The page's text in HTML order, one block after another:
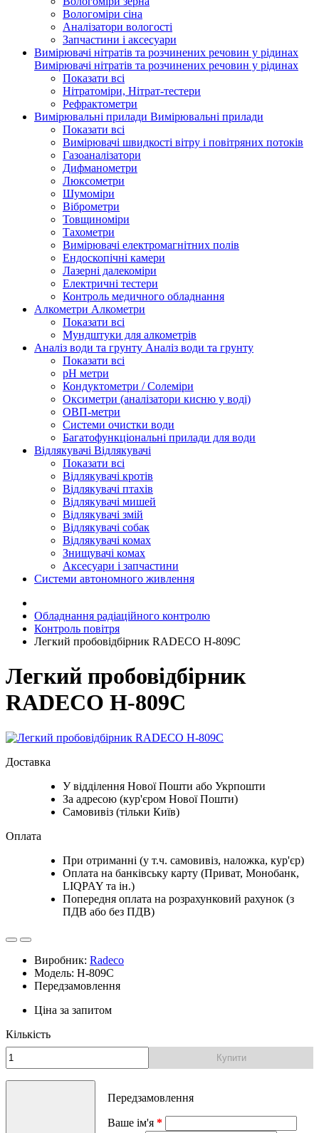
Вологоміри сіна
Аналізатори вологості
Запчастини і аксесуари
Вимірювачі нітратів та розчинених речовин у рідинах
Вимірювачі нітратів та розчинених речовин у рідинах
Показати всі
Нітратоміри, Нітрат-тестери
Рефрактометри
Вимірювальні прилади Вимірювальні прилади
Показати всі
Вимірювачі швидкості вітру і повітряних потоків
Газоаналізатори
Дифманометри
Люксометри
Шумоміри
Віброметри
Товщиноміри
Тахометри
Вимірювачі електромагнітних полів
Ендоскопічні камери
Лазерні далекоміри
Електричні тестери
Контроль медичного обладнання
Алкометри Алкометри
Показати всі
Мундштуки для алкометрів
Аналіз води та грунту Аналіз води та грунту
Показати всі
рН метри
Кондуктометри / Солеміри
Оксиметри (аналізатори кисню у воді)
ОВП-метри
Системи очистки води
Багатофункціональні прилади для води
Відлякувачі Відлякувачі
Показати всі
Відлякувачі кротів
Відлякувачі птахів
Відлякувачі мишей
Відлякувачі змій
Відлякувачі собак
Відлякувачі комах
Знищувачі комах
Аксесуари і запчастини
Системи автономного живлення
Обладнання радіаційного контролю
Контроль повітря
Легкий пробовідбірник RADECO H-809C
Легкий пробовідбірник
RADECO H-809C
Доставка
У відділення Нової Пошти або Укрпошти
За адресою (кур'єром Нової Пошти)
Самовивіз (тільки Київ)
Оплата
При отриманні (у т.ч. самовивіз, наложка, кур'єр)
Оплата на банківську карту (Приват, Монобанк,
LIQPAY та ін.)
Попередня оплата на розрахунковий рахунок (з
ПДВ або без ПДВ)
Виробник: Radeco
Модель: H-809C
Передзамовлення
Ціна за запитом
Кількість
Купити
Передзамовлення
Ваше ім'я